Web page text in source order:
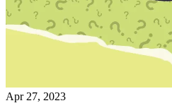
Apr 27, 2023